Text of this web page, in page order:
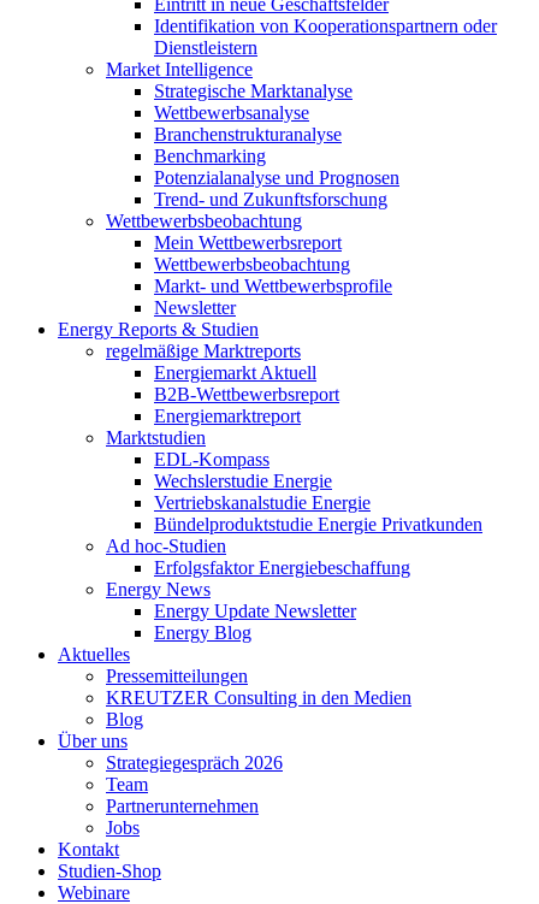
Identifikation von Kooperationspartnern oder
Dienstleistern
Market Intelligence
Strategische Marktanalyse
Wettbewerbsanalyse
Branchenstrukturanalyse
Benchmarking
Potenzialanalyse und Prognosen
Trend- und Zukunftsforschung
Wettbewerbs­beobachtung
Mein Wettbewerbsreport
Wettbewerbsbeobachtung
Markt- und Wettbewerbsprofile
Newsletter
Energy Reports & Studien
regelmäßige Marktreports
Energiemarkt Aktuell
B2B-Wettbewerbsreport
Energiemarktreport
Marktstudien
EDL-Kompass
Wechslerstudie Energie
Vertriebskanalstudie Energie
Bündelproduktstudie Energie Privatkunden
Ad hoc-Studien
Erfolgsfaktor Energiebeschaffung
Energy News
Energy Update Newsletter
Energy Blog
Aktuelles
Pressemitteilungen
KREUTZER Consulting in den Medien
Blog
Über uns
Strategiegespräch 2026
Team
Partnerunternehmen
Jobs
Kontakt
Studien-Shop
Webinare